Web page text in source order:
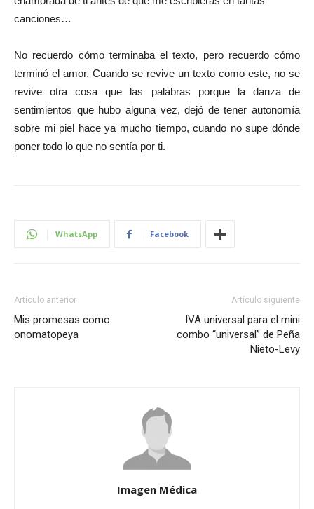
canciones…
No recuerdo cómo terminaba el texto, pero recuerdo cómo
terminó el amor. Cuando se revive un texto como este, no se
revive otra cosa que las palabras porque la danza de
sentimientos que hubo alguna vez, dejó de tener autonomía
sobre mi piel hace ya mucho tiempo, cuando no supe dónde
poner todo lo que no sentía por ti.
WhatsApp Facebook
Artículo anterior
Mis promesas como
onomatopeya
Artículo siguiente
IVA universal para el mini
combo “universal” de Peña
Nieto-Levy
Imagen Médica